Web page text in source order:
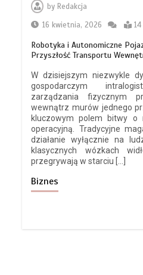
by Redakcja
16 kwietnia, 2026
Robotyka i Autonomiczne
Przyszłość Transportu
W dzisiejszym niezwykle
gospodarczym
zarządzania fizycznym
wewnątrz murów jednego
kluczowym polem bitwy o
operacyjną. Tradycyjne
działanie wyłącznie na
klasycznych wózkach
przegrywają w starciu […]
Biznes
Nagła
warto
3 min
Jesteś
przychodów
8